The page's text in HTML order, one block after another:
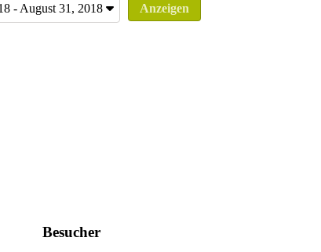
- August 31, 2018
Anzeigen
Besucher